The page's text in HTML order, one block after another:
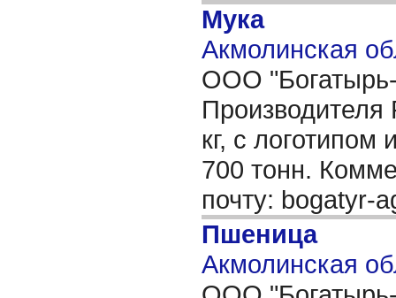
Мука
Акмолинская
OОО
кг, с
700 тонн.
почту: bogatyr-
Пшеница
Акмолинская